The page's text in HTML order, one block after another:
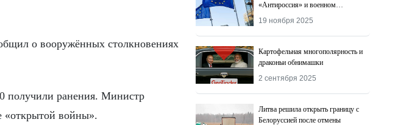
о вооружённых столкновениях
получили ранения. Министр
«открытой войны».
«Антироссия» и военном
поражении Киева
19 ноября 2025
Картофельная многополярность и
драконьи обнимашки
2 сентября 2025
Литва решила открыть границу с
Белоруссией после отмены